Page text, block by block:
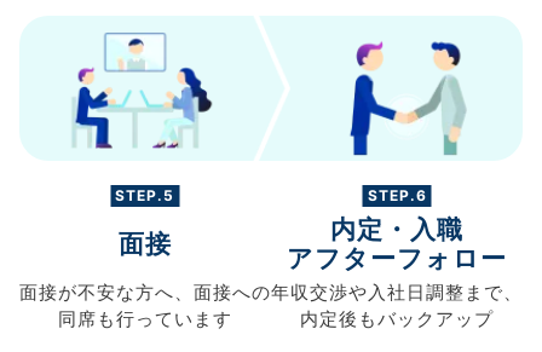
STEP.5
面接
面接が不安な方へ、 面接への
同席も行っています
STEP.6
内定・入職
アフターフォロー
年収交渉や入社日調整まで、
内定後もバックアップ